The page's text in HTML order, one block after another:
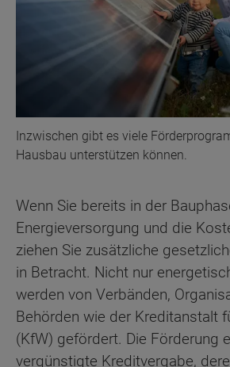
Inzwischen gibt es viele
Hausbau unterstützen können.
Wenn Sie bereits in der
Energieversorgung und die
ziehen Sie zusätzliche
in Betracht. Nicht nur
werden von Verbänden,
Behörden wie der Kreditanstalt
(KfW) gefördert. Die Förderung
vergünstigte Kreditvergabe,